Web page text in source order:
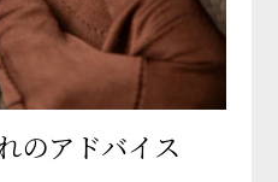
のアドバイス